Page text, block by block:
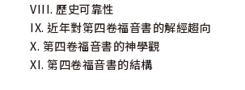
VIII. 歷史可靠性
IX. 近年對第四卷福音書的解經趨向
X. 第四卷福音書的神學觀
XI. 第四卷福音書的結構